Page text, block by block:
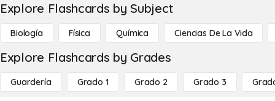
Explore Flashcards by Subject
Biología Física Química Ciencias De La Vida
Explore Flashcards by Grades
Guardería Grado 1 Grado 2 Grado 3